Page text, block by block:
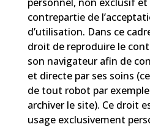
contrepartie de
d’utilisation. Dans ce
droit de reproduire le
son navigateur afin de
et directe par ses soins
de tout robot par
archiver le site). Ce droit
usage exclusivement